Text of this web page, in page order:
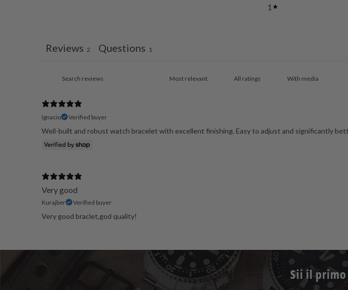
1
Reviews 2 Questions 1
With media
Ignacio Verified buyer
Well-built and robust watch bracelet with excellent finishing. Easy to adjust and significantly
Very good
Kurajber Verified buyer
Very good braclet,god quality!
Sii il primo